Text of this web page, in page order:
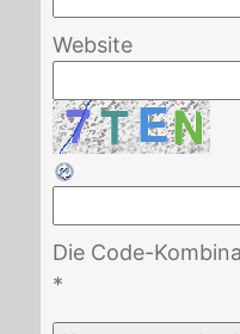
Website
Die Code-
*